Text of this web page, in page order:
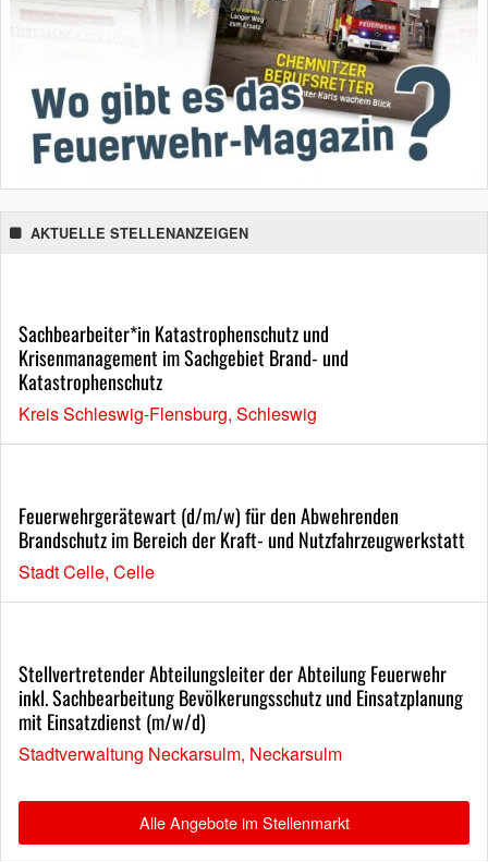
AKTUELLE STELLENANZEIGEN
Sachbearbeiter*in Katastrophenschutz und
Krisenmanagement im Sachgebiet Brand- und
Katastrophenschutz
Kreis Schleswig-Flensburg, Schleswig
Feuerwehrgerätewart (d/m/w) für den Abwehrenden
Brandschutz im Bereich der Kraft- und Nutzfahrzeugwerkstatt
Stadt Celle, Celle
Stellvertretender Abteilungsleiter der Abteilung Feuerwehr
inkl. Sachbearbeitung Bevölkerungsschutz und Einsatzplanung
mit Einsatzdienst (m/w/d)
Stadtverwaltung Neckarsulm, Neckarsulm
Alle Angebote im Stellenmarkt